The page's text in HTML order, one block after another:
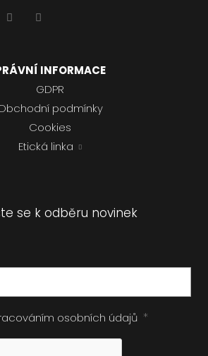
INFORMACE
GDPR
podmínky
Cookies
Etická linka
se k odběru novinek
osobních údajů *